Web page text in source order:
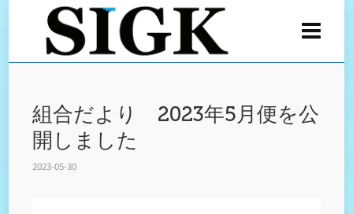
組合だより 2023年5月便を公
開しました
2023-05-30